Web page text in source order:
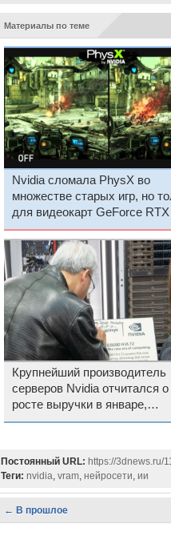
Материалы по теме
Nvidia сломала PhysX во
множестве старых игр, но
для видеокарт GeForce
серии
Крупнейший производитель
серверов Nvidia отчитался о
росте выручки в январе,
несмотря на шумиху вокруг
Постоянный URL: https://3dnews.ru/
Теги: nvidia, vram, нейросети, ии
← В прошлое